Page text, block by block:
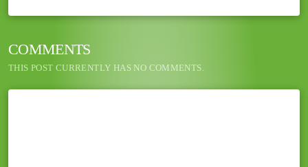
COMMENTS
THIS POST CURRENTLY HAS NO COMMENTS.